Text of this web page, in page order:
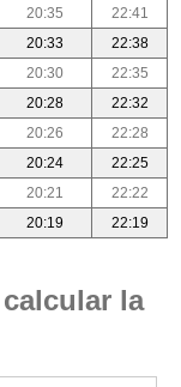
20:35
22:41
20:33
22:38
20:30
22:35
20:28
22:32
20:26
22:28
20:24
22:25
20:21
22:22
20:19 22:19
la